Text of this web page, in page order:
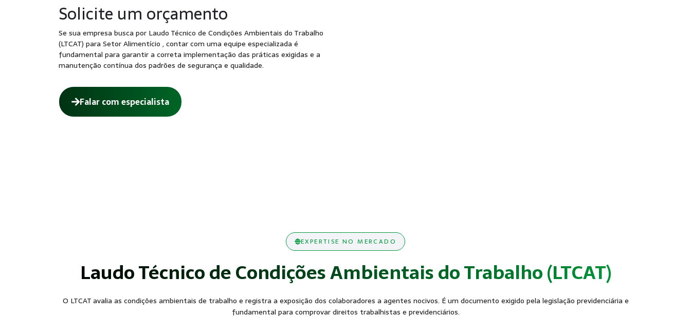
Solicite um orçamento
Se sua empresa busca por Laudo Técnico de Condições Ambientais do Trabalho
(LTCAT) para Setor Alimentício , contar com uma equipe especializada é
fundamental para garantir a correta implementação das práticas exigidas e a
manutenção contínua dos padrões de segurança e qualidade.
Falar com especialista
EXPERTISE NO MERCADO
Laudo Técnico de Condições Ambientais do Trabalho (LTCAT)
O LTCAT avalia as condições ambientais de trabalho e registra a exposição dos colaboradores a agentes nocivos. É um documento exigido pela legislação previdenciária e
fundamental para comprovar direitos trabalhistas e previdenciários.